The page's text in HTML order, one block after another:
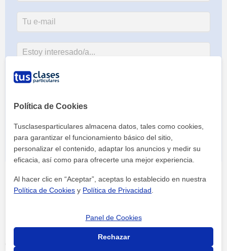
Al hacer clic, aceptas nuestro
Tus clases particulares Academias Bizkaia
elipse centro de estudios
Política de Cookies
Tusclasesparticulares almacena datos, tales como cookies,
para garantizar el funcionamiento básico del sitio,
personalizar el contenido, adaptar los anuncios y medir su
eficacia, así como para ofrecerte una mejor experiencia.
Al hacer clic en “Aceptar”, aceptas lo establecido en nuestra
Política de Cookies y Política de Privacidad
Panel de Cookies
Rechazar